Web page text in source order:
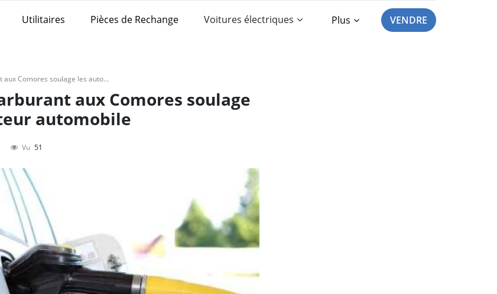
Utilitaires Pièces de Rechange Voitures électriques Plus VENDRE
La suspension des prix du carburant aux Comores soulage les automobilistes et le secteur automobile
aux Comores soulage
automobile
Vu 51